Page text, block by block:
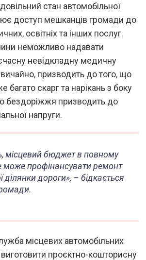
стан автомобільної
доступ мешканців громади до
освітніх та інших послуг.
неможливо надавати
невідкладну медичну
призводить до того, що
багато скарг та нарікань з боку
бездоріжжя призводить до
напруги.
місцевий бюджет в повному
може профінансувати ремонт
ділянки дороги», – бідкається
місцевих автомобільних
виготовити проєктно-кошторисну